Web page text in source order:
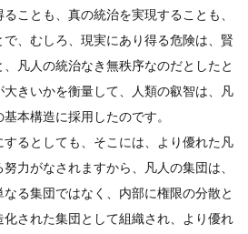
ことも、真の統治を実現することも、
、むしろ、現実にあり得る危険は、賢
凡人の統治なき無秩序なのだとしたと
きいかを衡量して、人類の叡智は、凡
本構造に採用したのです。
るとしても、そこには、より優れた凡
力がなされますから、凡人の集団は、
る集団ではなく、内部に権限の分散と
された集団として組織され、より優れ